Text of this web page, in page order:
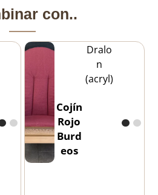
con..
Cojín
Rojo
Burd
eos
Dralo
n
(acryl)